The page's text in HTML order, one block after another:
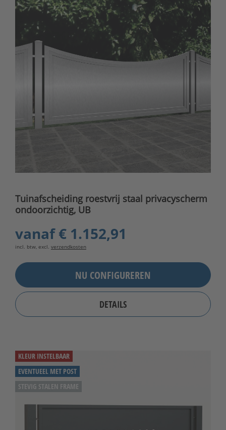
Tuinafscheiding roestvrij staal privacyscherm
ondoorzichtig, UB
vanaf€ 1.152,91
incl. btw, excl. verzendkosten
NU CONFIGUREREN
DETAILS
KLEUR INSTELBAAR
EVENTUEEL MET POST
STEVIG STALEN FRAME